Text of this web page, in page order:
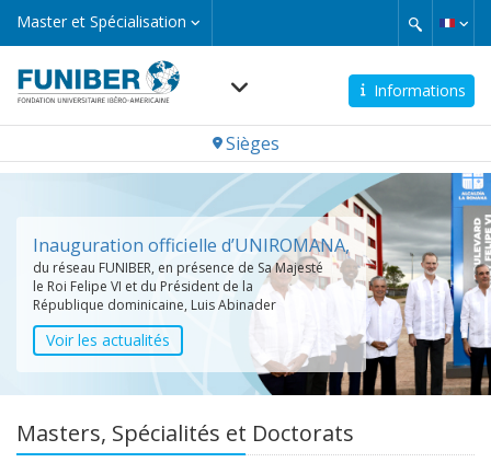
Aller
principal
Master et Spécialisation
Master
et
Informations
Navegación
Sièges
Inauguration officielle d’UNIROMANA,
du réseau FUNIBER, en présence de Sa Majesté
le Roi Felipe VI et du Président de la
République dominicaine, Luis Abinader
Voir les actualités
Les Rois d’Espagne rencontrent UNIC,
promue par FUNIBER et UNEATLANTICO,
lors de leur visite en Angola.
Voir les actualités
à distance et en présentiel
etprojets
à l'international
Opinions des étudiants
boursiers de FUNIBER
Bourses de'études
Mission et Responsabilité
Sociale
Masters, Spécialités et Doctorats